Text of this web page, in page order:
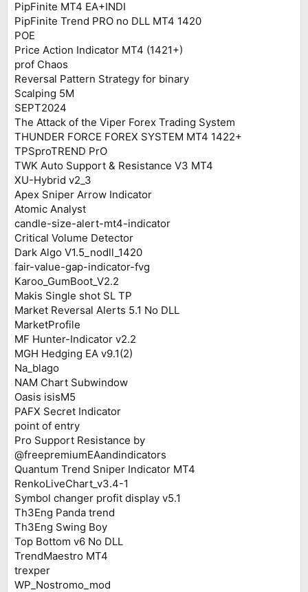
PipFinite MT4 EA+INDI
PipFinite Trend PRO no DLL MT4 1420
POE
Price Action Indicator MT4 (1421+)
prof Chaos
Reversal Pattern Strategy for binary
Scalping 5M
SEPT2024
The Attack of the Viper Forex Trading System
THUNDER FORCE FOREX SYSTEM МТ4 1422+
TPSproTREND PrO
TWK Auto Support & Resistance V3 MT4
XU-Hybrid v2_3
Apex Sniper Arrow Indicator
Atomic Analyst
candle-size-alert-mt4-indicator
Critical Volume Detector
Dark Algo V1.5_nodll_1420
fair-value-gap-indicator-fvg
Karoo_GumBoot_V2.2
Makis Single shot SL TP
Market Reversal Alerts 5.1 No DLL
MarketProfile
MF Hunter-Indicator v2.2
MGH Hedging EA v9.1(2)
Na_blago
NAM Chart Subwindow
Oasis isisM5
PAFX Secret Indicator
point of entry
Pro Support Resistance by
@freepremiumEAandindicators
Quantum Trend Sniper Indicator MT4
RenkoLiveChart_v3.4-1
Symbol changer profit display v5.1
Th3Eng Panda trend
Th3Eng Swing Boy
Top Bottom v6 No DLL
TrendMaestro MT4
trexper
WP_Nostromo_mod